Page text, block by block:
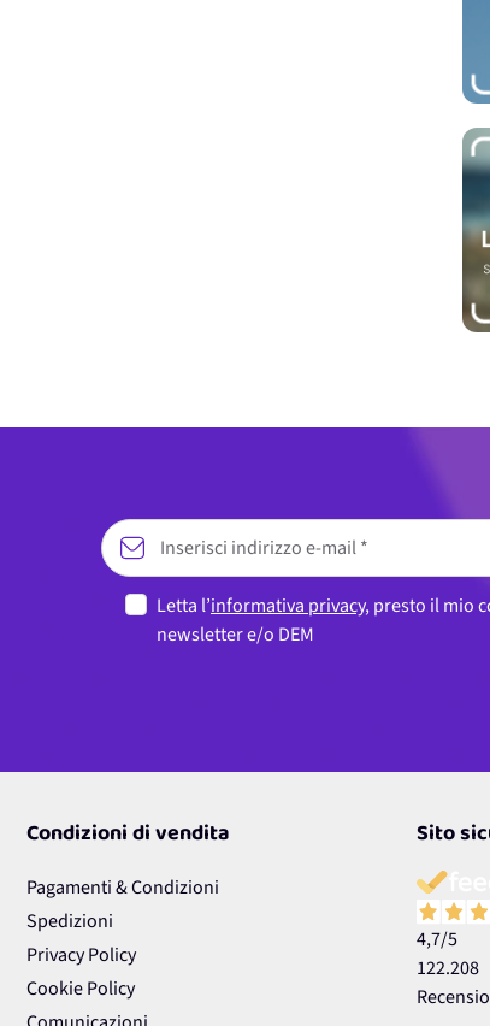
Letta l’informativa privacy, presto il mio
newsletter e/o DEM
Condizioni di vendita
Pagamenti & Condizioni
Spedizioni
Privacy Policy
Cookie Policy
Sito
4,7/5
122.208